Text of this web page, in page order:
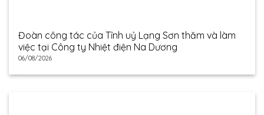
Đoàn công tác của Tỉnh uỷ Lạng Sơn thăm và làm
việc tại Công ty Nhiệt điện Na Dương
06/08/2026